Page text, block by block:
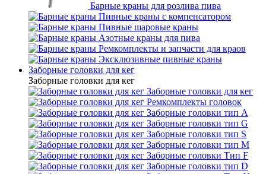
Барные краны для розлива пива
Пивные краны с компенсатором
Пивные шаровые краны
Азотные краны для пива
Ремкомплекты и запчасти для краов
Эксклюзивные пивные краны
Заборные головки для кег
Заборные головки для кег
Заборные головки для кег
Ремкомплекты головок
Заборные головки тип А
Заборные головки тип G
Заборные головки тип S
Заборные головки тип М
Заборные головки Тип F
Заборные головки тип D